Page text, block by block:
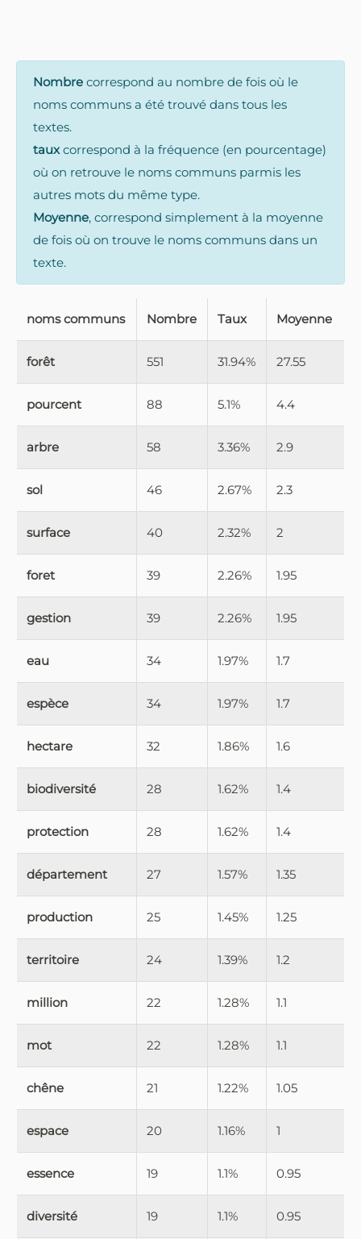
Nombre correspond au nombre de fois où le
noms communs a été trouvé dans tous les
textes.
tauxcorrespond à la fréquence (en pourcentage)
où on retrouve le noms communs parmis les
autres mots du même type.
Moyenne, correspond simplement à la moyenne
de fois où on trouve le noms communs dans un
texte.
noms communs Nombre Taux Moyenne
forêt 551 31.94% 27.55
pourcent 88 5.1% 4.4
arbre 58 3.36% 2.9
sol 46 2.67% 2.3
surface 40 2.32% 2
foret 39 2.26% 1.95
gestion 39 2.26% 1.95
eau 34 1.97% 1.7
espèce 34 1.97% 1.7
hectare 32 1.86% 1.6
biodiversité 28 1.62% 1.4
protection 28 1.62% 1.4
département 27 1.57% 1.35
production 25 1.45% 1.25
territoire 24 1.39% 1.2
million 22 1.28% 1.1
mot 22 1.28% 1.1
chêne 21 1.22% 1.05
espace 20 1.16% 1
essence 19 1.1% 0.95
diversité 19 1.1% 0.95